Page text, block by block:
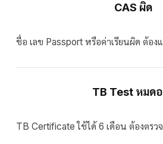
CAS ผิด
ชื่อ เลข Passport หรือค่าเรียนผิด ต้อง
TB Test หมด
TB Certificate ใช้ได้ 6 เดือน ต้องตรว